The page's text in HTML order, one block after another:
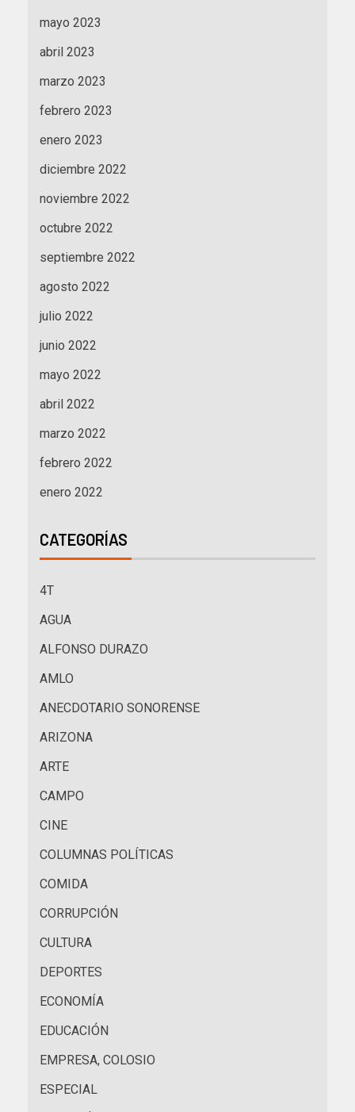
mayo 2023
abril 2023
marzo 2023
febrero 2023
enero 2023
diciembre 2022
noviembre 2022
octubre 2022
septiembre 2022
agosto 2022
julio 2022
junio 2022
mayo 2022
abril 2022
marzo 2022
febrero 2022
enero 2022
CATEGORÍAS
4T
AGUA
ALFONSO DURAZO
AMLO
ANECDOTARIO SONORENSE
ARIZONA
ARTE
CAMPO
CINE
COLUMNAS POLÍTICAS
COMIDA
CORRUPCIÓN
CULTURA
DEPORTES
ECONOMÍA
EDUCACIÓN
EMPRESA, COLOSIO
ESPECIAL